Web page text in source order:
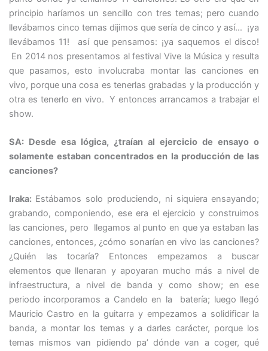
principio haríamos un sencillo con tres temas; pero cuando
llevábamos cinco temas dijimos que sería de cinco y así… ¡ya
llevábamos 11! así que pensamos: ¡ya saquemos el disco!
En 2014 nos presentamos al festival Vive la Música y resulta
que pasamos, esto involucraba montar las canciones en
vivo, porque una cosa es tenerlas grabadas y la producción y
otra es tenerlo en vivo. Y entonces arrancamos a trabajar el
show.
SA: Desde esa lógica, ¿traían al ejercicio de ensayo o
solamente estaban concentrados en la producción de las
canciones?
Iraka:Estábamos solo produciendo, ni siquiera ensayando;
grabando, componiendo, ese era el ejercicio y construimos
las canciones, pero llegamos al punto en que ya estaban las
canciones, entonces, ¿cómo sonarían en vivo las canciones?
¿Quién las tocaría? Entonces empezamos a buscar
elementos que llenaran y apoyaran mucho más a nivel de
infraestructura, a nivel de banda y como show; en ese
periodo incorporamos a Candelo en la batería; luego llegó
Mauricio Castro en la guitarra y empezamos a solidificar la
banda, a montar los temas y a darles carácter, porque los
temas mismos van pidiendo pa’ dónde van a coger, qué